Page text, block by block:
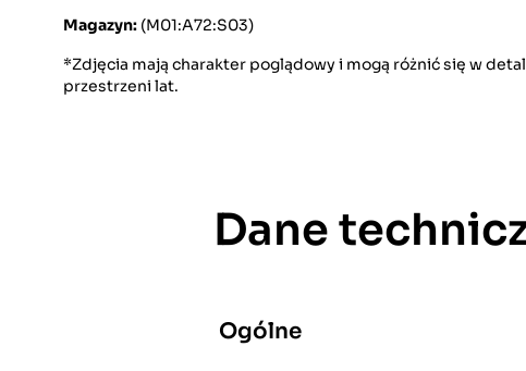
Magazyn: (M01:A72:S03)
*Zdjęcia mają charakter poglądowy i mogą różnić się w
przestrzeni lat.
Dane
Ogólne